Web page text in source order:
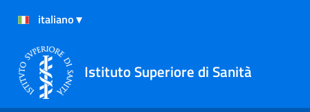
Istituto Superiore di Sanità